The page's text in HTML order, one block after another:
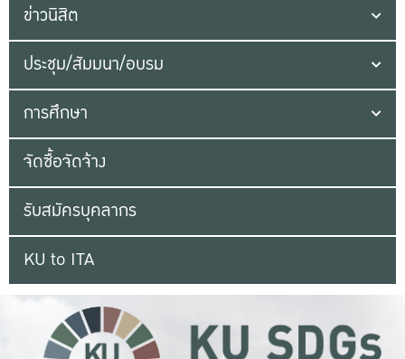
ข่าวนิสิต
ประชุม/สัมมนา/อบรม
การศึกษา
จัดซื้อจัดจ้าง
รับสมัครบุคลากร
KU to ITA